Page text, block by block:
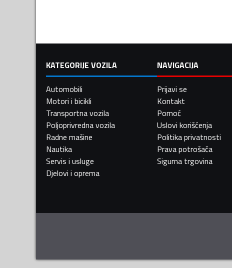
KATEGORIJE VOZILA
Automobili
Motori i bicikli
Transportna vozila
Poljoprivredna vozila
Radne mašine
Nautika
Servis i usluge
Djelovi i oprema
NAVIGACIJA
Prijavi se
Kontakt
Pomoć
Uslovi korišćenja
Politika privatnosti
Prava potrošača
Sigurna trgovina